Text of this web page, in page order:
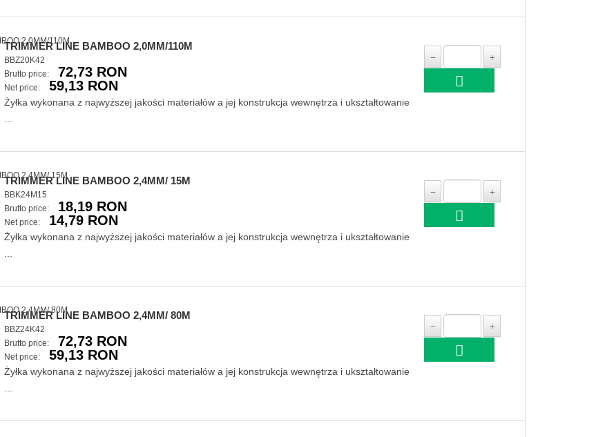
TRIMMER LINE BAMBOO 2,0MM/110M
BBZ20K42
Brutto price:
72,73 RON
Net price: 59,13 RON
Żyłka wykonana z najwyższej jakości materiałów a jej konstrukcja wewnętrza i ukształtowanie
...
TRIMMER LINE BAMBOO 2,4MM/ 15M
BBK24M15
Brutto price:
18,19 RON
Net price: 14,79 RON
Żyłka wykonana z najwyższej jakości materiałów a jej konstrukcja wewnętrza i ukształtowanie
...
TRIMMER LINE BAMBOO 2,4MM/ 80M
BBZ24K42
Brutto price:
72,73 RON
Net price: 59,13 RON
Żyłka wykonana z najwyższej jakości materiałów a jej konstrukcja wewnętrza i ukształtowanie
...